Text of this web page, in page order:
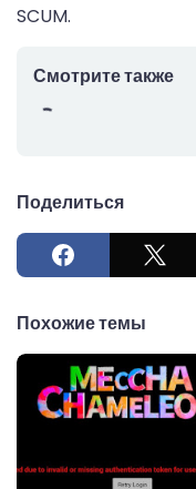
SCUM.
Смотрите также
Поделиться
Похожие темы